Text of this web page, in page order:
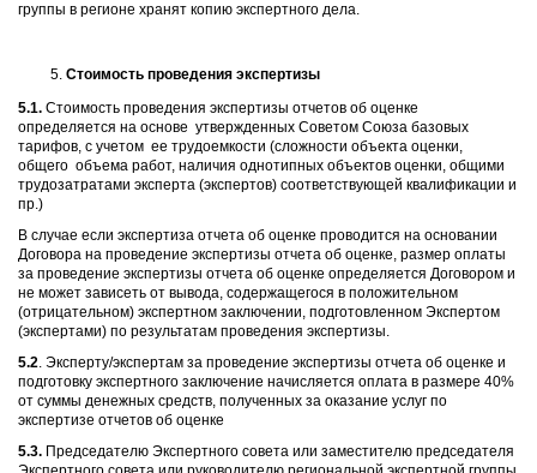
группы в регионе хранят копию экспертного дела.
Стоимость проведения экспертизы
5.1. Стоимость проведения экспертизы отчетов об оценке
определяется на основе утвержденных Советом Союза базовых
тарифов, с учетом ее трудоемкости (сложности объекта оценки,
общего объема работ, наличия однотипных объектов оценки, общими
трудозатратами эксперта (экспертов) соответствующей квалификации и
пр.)
В случае если экспертиза отчета об оценке проводится на основании
Договора на проведение экспертизы отчета об оценке, размер оплаты
за проведение экспертизы отчета об оценке определяется Договором и
не может зависеть от вывода, содержащегося в положительном
(отрицательном) экспертном заключении, подготовленном Экспертом
(экспертами) по результатам проведения экспертизы.
5.2. Эксперту/экспертам за проведение экспертизы отчета об оценке и
подготовку экспертного заключение начисляется оплата в размере 40%
от суммы денежных средств, полученных за оказание услуг по
экспертизе отчетов об оценке
5.3. Председателю Экспертного совета или заместителю председателя